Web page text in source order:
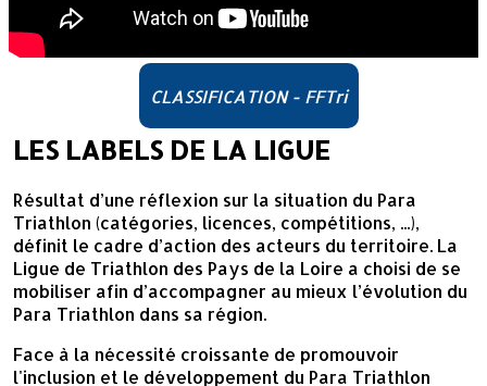
CLASSIFICATION - FFTri
LES LABELS DE LA LIGUE
Résultat d’une réflexion sur la situation du Para
Triathlon (catégories, licences, compétitions, ...),
définit le cadre d’action des acteurs du territoire. La
Ligue de Triathlon des Pays de la Loire a choisi de se
mobiliser afin d’accompagner au mieux l’évolution du
Para Triathlon dans sa région.
Face à la nécessité croissante de promouvoir
l'inclusion et le développement du Para Triathlon